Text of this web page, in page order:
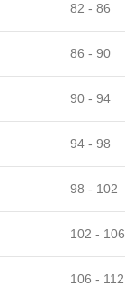
82 - 86
86 - 90
90 - 94
94 - 98
98 - 102
102 - 106
106 - 112